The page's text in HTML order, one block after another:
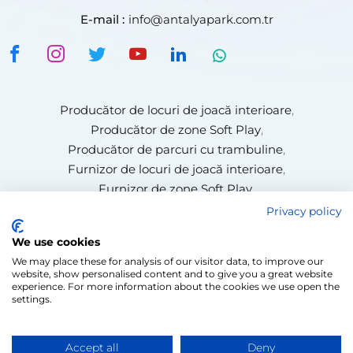
E-mail : info@antalyapark.com.tr
Producător de locuri de joacă interioare,
Producător de zone Soft Play,
Producător de parcuri cu trambuline,
Furnizor de locuri de joacă interioare,
Furnizor de zone Soft Play,
Producător de pereți de escaladă,
Producător de trasee Ninja
Producător de parcuri de aventură,
Producător de trasee cu frânghii
Privacy policy
We use cookies
We may place these for analysis of our visitor data, to improve our
website, show personalised content and to give you a great website
experience. For more information about the cookies we use open the
settings.
Accept all Deny